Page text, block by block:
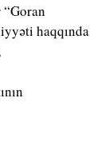
haqqında